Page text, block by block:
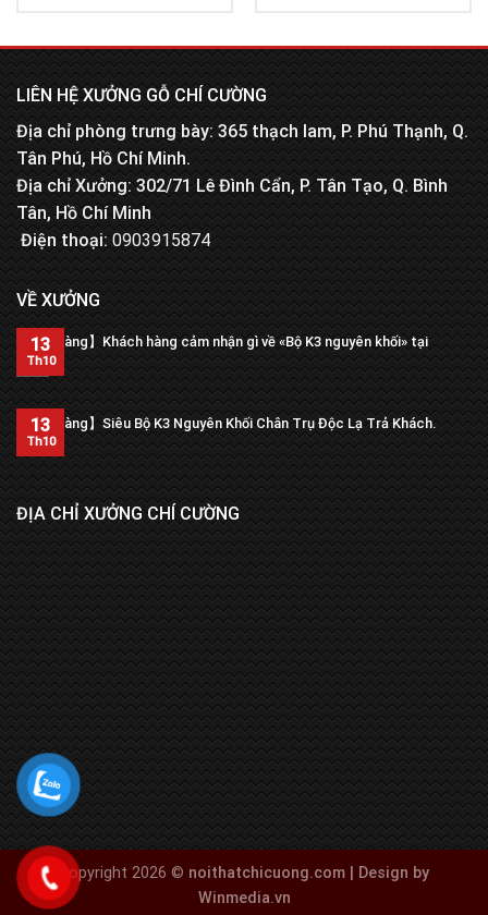
LIÊN HỆ XƯỞNG GỖ CHÍ CƯỜNG
Địa chỉ phòng trưng bày: 365 thạch lam, P. Phú Thạnh, Q.
Tân Phú, Hồ Chí Minh.
Địa chỉ Xưởng: 302/71 Lê Đình Cẩn, P. Tân Tạo, Q. Bình
Tân, Hồ Chí Minh
Điện thoại:0903915874
VỀ XƯỞNG
【Trả hàng】Khách hàng cảm nhận gì về «Bộ K3 nguyên khối» tại
xưởng?
13
Th10
【Trả hàng】Siêu Bộ K3 Nguyên Khối Chân Trụ Độc Lạ Trả Khách.
13
Th10
ĐỊA CHỈ XƯỞNG CHÍ CƯỜNG
Copyright 2026 © noithatchicuong.com | Design by
Winmedia.vn